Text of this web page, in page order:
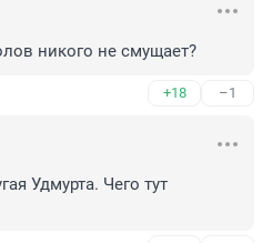
никого не смущает?
+18 –1
Удмурта. Чего тут